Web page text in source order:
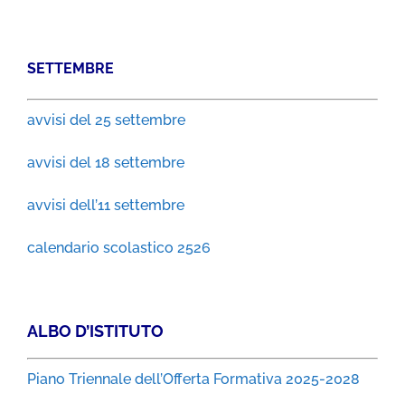
SETTEMBRE
avvisi del 25 settembre
avvisi del 18 settembre
avvisi dell’11 settembre
calendario scolastico 2526
ALBO D’ISTITUTO
Piano Triennale dell’Offerta Formativa 2025-2028